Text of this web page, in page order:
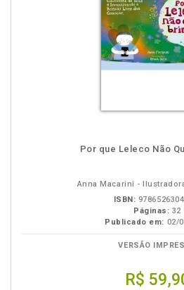
Por que Leleco Não
Anna Macarini -
ISBN:
Páginas: 32
Publicado em: 02/
VERSÃO
R$